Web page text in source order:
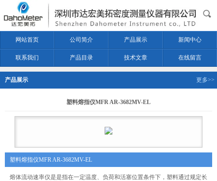
网站首页 公司简介 产品展示 新闻中心
联系我们 产品目录 技术文章 在线留言
产品展示 更多>>
塑料熔指仪MFR AR-3682MV-EL
塑料熔指仪MFR AR-3682MV-EL
熔体流动速率仪是是指在一定温度、负荷和活塞位置条件下，塑料通过规定长